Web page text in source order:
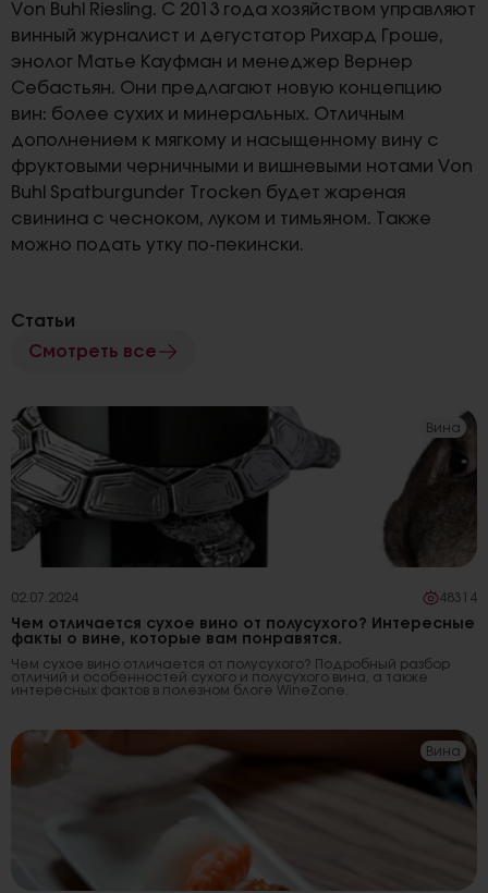
Von Buhl Riesling. C 2013 года хозяйством управляют
винный журналист и дегустатор Рихард Гроше,
энолог Матье Кауфман и менеджер Вернер
Себастьян. Они предлагают новую концепцию
вин: более сухих и минеральных. Отличным
дополнением к мягкому и насыщенному вину с
фруктовыми черничными и вишневыми нотами Von
Buhl Spatburgunder Trocken будет жареная
свинина с чесноком, луком и тимьяном. Также
можно подать утку по-пекински.
Статьи
Смотреть все
Вина
02.07.2024 48314
Чем отличается сухое вино от полусухого? Интересные
факты о вине, которые вам понравятся.
Чем сухое вино отличается от полусухого? Подробный разбор
отличий и особенностей сухого и полусухого вина, а также
интересных фактов в полезном блоге WineZone.
Вина